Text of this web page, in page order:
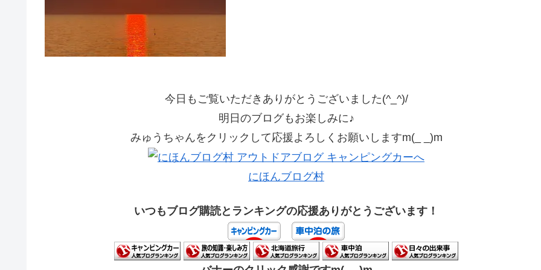
今日もご覧いただきありがとうございました(^_^)/
明日のブログもお楽しみに♪
みゅうちゃんをクリックして応援よろしくお願いしますm(_ _)m
にほんブログ村
いつもブログ購読とランキングの応援ありがとうございます！